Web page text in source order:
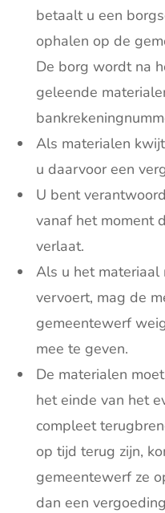
betaalt u een
ophalen op de
De borg wordt na
geleende
Als materialen
u daarvoor een
U bent
vanaf het moment
verlaat.
Als u het materiaal
vervoert, mag de
gemeentewerf
mee te geven.
De materialen
het einde van het
compleet
op tijd terug zijn,
gemeentewerf ze
dan een